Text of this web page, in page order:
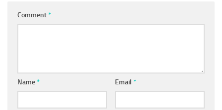
Comment*
Name* Email *